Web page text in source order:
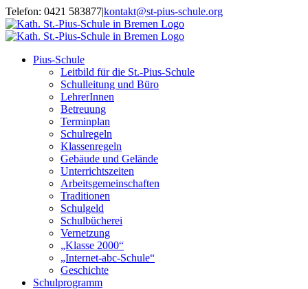
Zum
Inhalt
springen
Telefon: 0421 583877|kontakt@st-pius-schule.org
Pius-Schule
Leitbild für die St.-Pius-Schule
Schulleitung und Büro
LehrerInnen
Betreuung
Terminplan
Schulregeln
Klassenregeln
Gebäude und Gelände
Unterrichtszeiten
Arbeitsgemeinschaften
Traditionen
Schulgeld
Schulbücherei
Vernetzung
„Klasse 2000“
„Internet-abc-Schule“
Geschichte
Schulprogramm